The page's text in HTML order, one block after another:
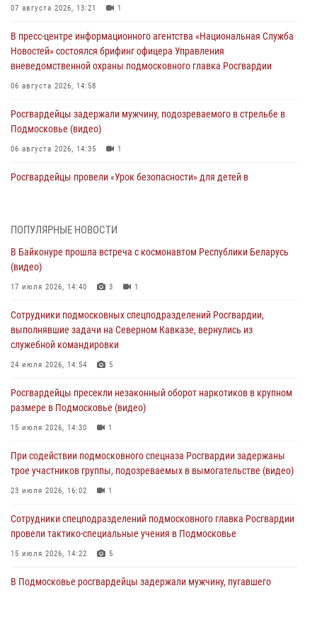
07 августа 2026, 13:21 1
В пресс-центре информационного агентства «Национальная Служба
Новостей» состоялся брифинг офицера Управления
вневедомственной охраны подмосковного главка Росгвардии
06 августа 2026, 14:58
Росгвардейцы задержали мужчину, подозреваемого в стрельбе в
Подмосковье (видео)
06 августа 2026, 14:35 1
Росгвардейцы провели «Урок безопасности» для детей в
подозреваемые в организации незаконной миграции и
изготовлении поддельных документов (видео)
05 августа 2026, 15:48
Сотрудники спецподразделения подмосковного главка Росгвардии
отработали навыки огневой подготовки на комплексных учениях
04 августа 2026, 12:21
сигналам «Тревога» с охраняемых объектов в Подмосковье
04 августа 2026, 12:15
(видео)
03 августа 2026, 15:32
ПОПУЛЯРНЫЕ НОВОСТИ
В Байконуре прошла встреча с космонавтом Республики Беларусь
(видео)
17 июля 2026, 14:40 3 1
Сотрудники подмосковных спецподразделений Росгвардии,
выполнявшие задачи на Северном Кавказе, вернулись из
служебной командировки
24 июля 2026, 14:54 5
Росгвардейцы пресекли незаконный оборот наркотиков в крупном
размере в Подмосковье (видео)
15 июля 2026, 14:30 1
При содействии подмосковного спецназа Росгвардии задержаны
трое участников группы, подозреваемых в вымогательстве (видео)
23 июля 2026, 16:02 1
Сотрудники спецподразделений подмосковного главка Росгвардии
провели тактико-специальные учения в Подмосковье
15 июля 2026, 14:22 5
В Подмосковье росгвардейцы задержали мужчину, пугавшего